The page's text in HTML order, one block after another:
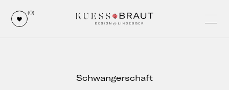
(0)
Schwangerschaft